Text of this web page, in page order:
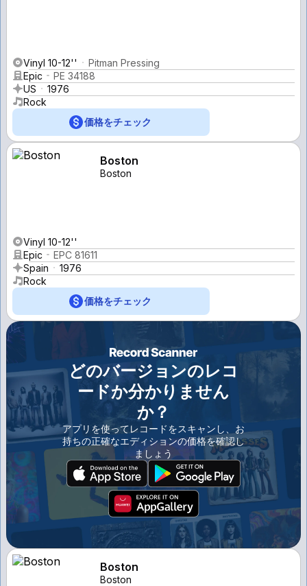
Vinyl 10-12''
Pitman Pressing
Epic
PE 34188
US
1976
Rock
価格をチェック
Boston
Boston
Vinyl 10-12''
Epic
EPC 81611
Spain
1976
Rock
価格をチェック
どのバージョンのレコ
ードか分かりません
か？
アプリを使ってレコードをスキャンし、お
持ちの正確なエディションの価格を確認し
ましょう
Boston
Boston